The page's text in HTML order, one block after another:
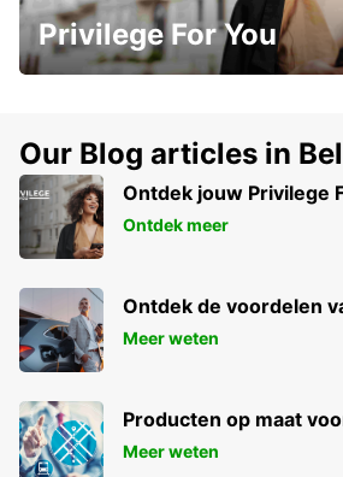
Privilege For You
Our Blog articles in
Ontdek jouw Privilege
Ontdek meer
Ontdek de voordelen
Meer weten
Producten op maat
Meer weten